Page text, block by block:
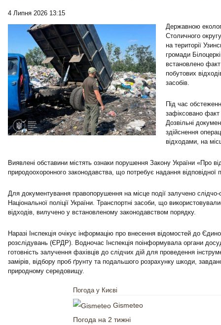
4 Липня 2026 13:15
Державною
Столичного
на території
громади
встановлено
побутових
засобів.
Під час
зафіксовано факт
Дозвільні
здійснення
відходами, на
Виявлені обставини містять ознаки порушення Закону України «Про
природоохоронного законодавства, що потребує надання відповідної
Для документування правопорушення на місце події залучено слідчо-
Національної поліції України. Транспортні засоби, що
відходів, вилучено у встановленому законодавством порядку.
Наразі Інспекція очікує інформацію про внесення відомостей до
розслідувань (ЄРДР). Водночас Інспекція поінформувала органи
готовність залучення фахівців до слідчих дій для проведення
замірів, відбору проб ґрунту та подальшого розрахунку шкоди,
природному середовищу.
Погода у Києві
Gismeteo
Погода на 2 тижні